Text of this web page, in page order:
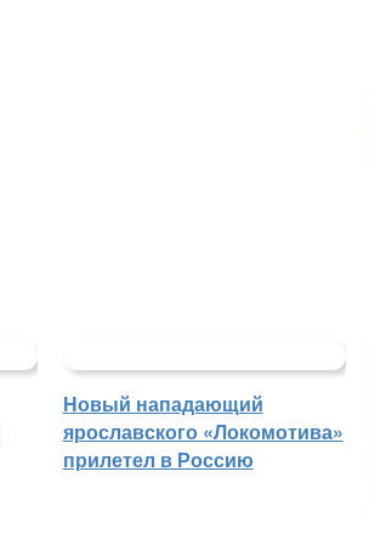
Новый нападающий
ярославского «Локомотива»
прилетел в Россию